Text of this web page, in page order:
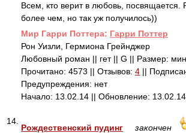
Всем, кто верит в любовь, посвящается.
более чем, но так уж получилось))
Mир Гарри Поттера: Гарри Поттер
Рон Уизли, Гермиона Грейнджер
Любовный роман || гет || G || Размер:
Прочитано: 4573 || Отзывов: 4 ||
Предупреждения: нет
Начало: 13.02.14 || Обновление: 13.02.14
14.
Рождественский пудинг
закончен